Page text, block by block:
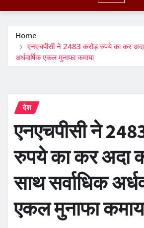
Home
एनएचपीसी ने 2483 करोड़ रुपये का कर
अर्धवार्षिक एकल मुनाफा कमाया
देश
एनएचपीसी ने
रुपये का कर अदा
साथ सर्वाधिक
एकल मुनाफा